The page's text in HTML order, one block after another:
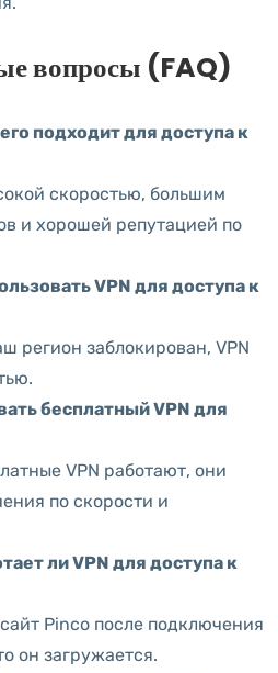
вопросы (FAQ)
подходит для доступа к
скоростью, большим
и хорошей репутацией по
VPN для доступа к
регион заблокирован, VPN
бесплатный VPN для
VPN работают, они
по скорости и
ли VPN для доступа к
Pinco после подключения
он загружается.